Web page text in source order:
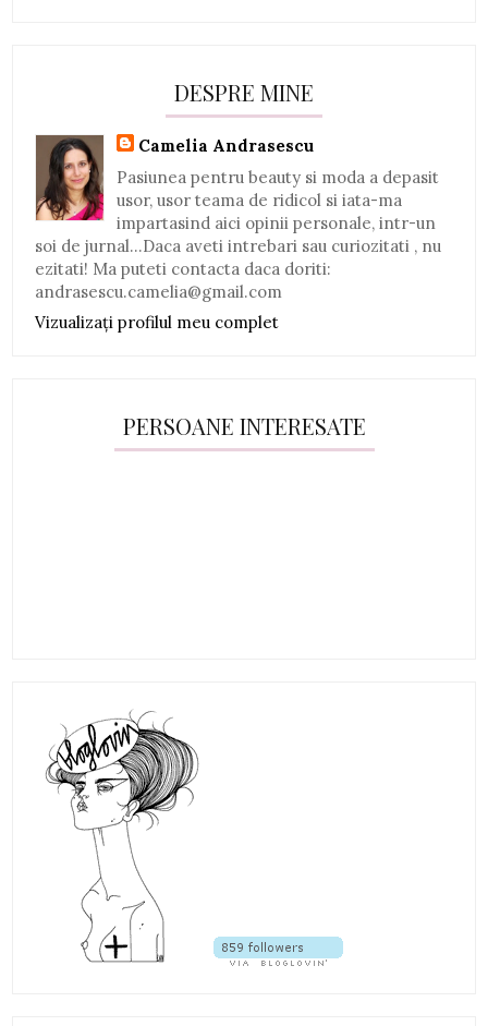
DESPRE MINE
Camelia Andrasescu
Pasiunea pentru beauty si moda a depasit
usor, usor teama de ridicol si iata-ma
impartasind aici opinii personale, intr-un
soi de jurnal...Daca aveti intrebari sau curiozitati , nu
ezitati! Ma puteti contacta daca doriti:
andrasescu.camelia@gmail.com
Vizualizați profilul meu complet
PERSOANE INTERESATE